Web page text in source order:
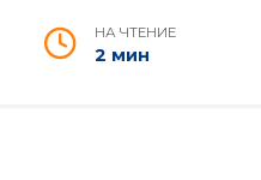
НА ЧТЕНИЕ
2 мин